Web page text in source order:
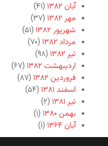
آبان ۱۳۸۲
(۴۱)
مهر ۱۳۸۲
(۳۷)
شهریور ۱۳۸۲
(۵۱)
مرداد ۱۳۸۲
(۷۰)
تیر ۱۳۸۲
(۹۸)
اردیبهشت ۱۳۸۲
(۶۷)
فروردین ۱۳۸۲
(۸۷)
اسفند ۱۳۸۱
(۵۴)
تیر ۱۳۸۱
(۲)
بهمن ۱۳۸۰
(۱)
آبان ۱۳۶۴
(۱)